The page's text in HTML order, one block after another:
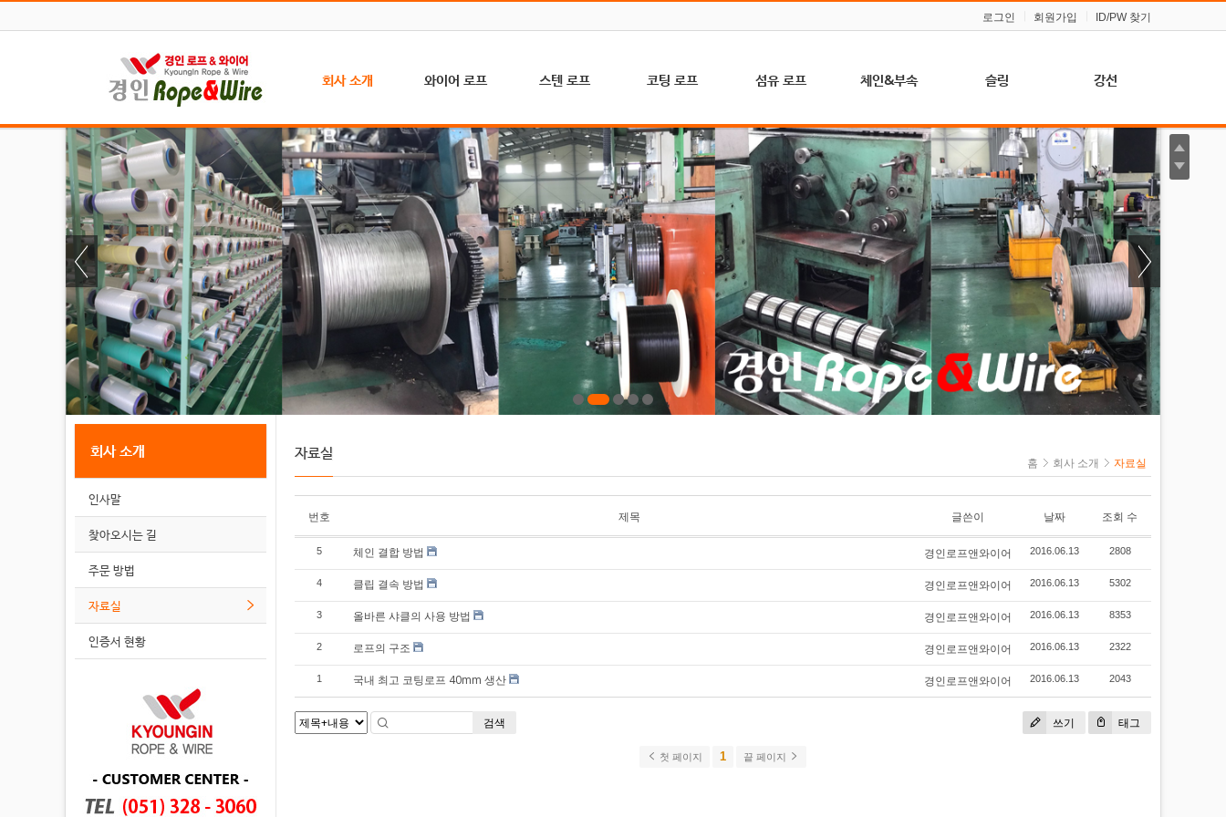
로그인 회원가입 ID/PW 찾기
회사 소개
인사말
찾아오시는 길
주문 방법
자료실
인증서 현황
와이어 로프
A/C 로프 (골프
장, 건설, 농업용)
마심 로프 (해양
수산, 수문, 슬링
용)
철심 로프 (크레
인, 호이스트용)
헤라크레스 로프
(비자전로프)
엘리베이터 로프
(승강기, 화물용)
컴팩트 로프 (내
마모성 강화용)
와이어 슬링
스텐 로프
하수처리, 축산,
수문용(7×19)
기계, 의료, 인테
리어용(7×7)
기계, 의료, 인테
리어용(1×7)
일반기계, 수문
공사용
(6×24+7FC)
스텐 마심로프
(6×37+FC)
스텐 철심로프
(6×37+IWRC)
코팅 로프
P.V.C 코팅 (일
반, 농업용)
P.E 코팅 (일반,
농업용)
P.A 코팅 (예인
선)
섬유 로프
고강도 특수로프
(K-MAX)
아라미드 로프
(난연로프)
자일/요트/외벽
타기
브레이드로프(요
트/인테리어)
등산/산책로/조
경용(PP)
하이만/하이텍/
해양수산(PP)
마닐라로프(국
산)
마로프(수입 사
수산/일반용 로
프 (PE)
양/수산용)
멀티 )
체인&부속
체인 슬링
샤클
훅크
턴버클
클립
블록(도르래)
소켓
슈벨
링
심블
비나&퀵링크
아이볼트&너트
레버블록/체인
블록
케이블그립(스타
슬리브/압착기
슬링
벨트 슬링
울티마 라운드
와이어 슬링
체인 슬링
강선
경강선 (스프링,
압연용)
아연 도금 강선
(농업, 일반용)
회사 소개
인사말
찾아오시는 길
주문 방법
자료실
인증서 현황
자료실
홈 회사 소개 자료실
번호 제목 글쓴이 날짜 조회 수
5 체인 결합 방법 경인로프앤와이어 2016.06.13 2808
4 클립 결속 방법 경인로프앤와이어 2016.06.13 5302
3 올바른 샤클의 사용 방법 경인로프앤와이어 2016.06.13 8353
2 로프의 구조 경인로프앤와이어 2016.06.13 2322
1 국내 최고 코팅로프 40mm 생산 경인로프앤와이어 2016.06.13 2043
쓰기 태그
검색
첫 페이지 1 끝 페이지